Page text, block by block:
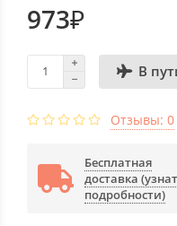
973₽
В
Отзывы: 0
Бесплатная
доставка
подробности)